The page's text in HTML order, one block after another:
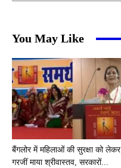
You May Like
बैंगलोर में महिलाओं की सुरक्षा को लेकर
गरजीं माया श्रीवास्तव, सरकारों...